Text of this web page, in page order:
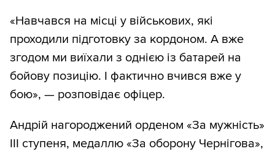
«Навчався на місці у військових, які
проходили підготовку за кордоном. А вже
згодом ми виїхали з однією із батарей на
бойову позицію. І фактично вчився вже у
бою», — розповідає офіцер.
Андрій нагороджений орденом «За мужність»
III ступеня, медаллю «За оборону Чернігова»,